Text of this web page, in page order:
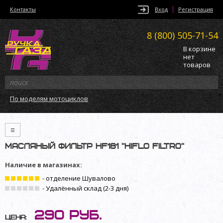
Вход Регистрация
Контакты
8 (800) 505-71-54
В корзине
нет
товаров
По моделям мотоциклов
≡
Масляный фильтр HF181 ”Hiflo Filtro”
Наличие в магазинах:
- отделение Шувалово
- Удалённый склад (2-3 дня)
Цена: 290 руб.